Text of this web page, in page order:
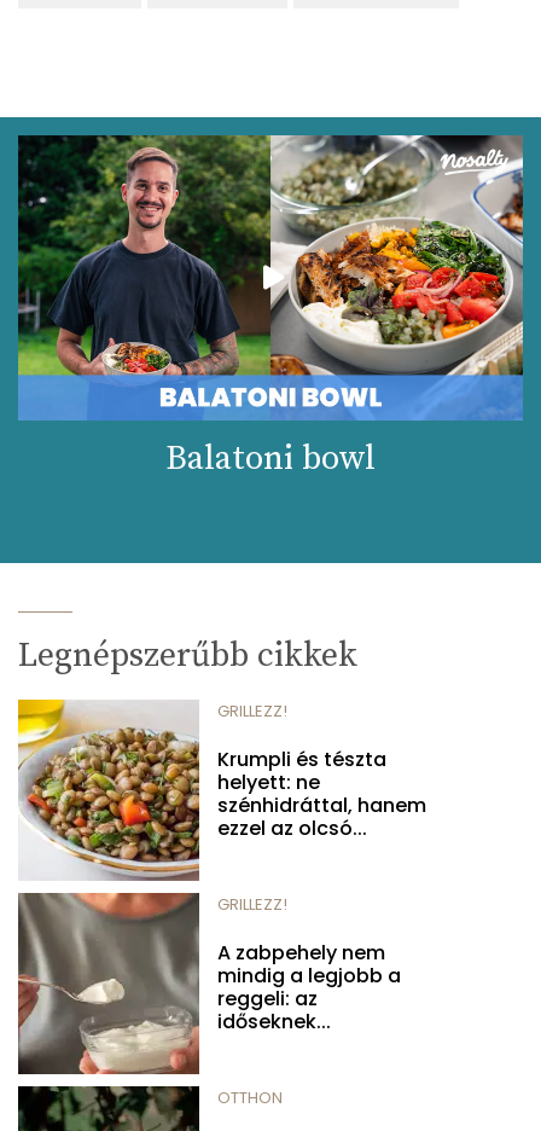
Balatoni bowl
Legnépszerűbb cikkek
GRILLEZZ!
Krumpli és tészta
helyett: ne
szénhidráttal, hanem
ezzel az olcsó...
GRILLEZZ!
A zabpehely nem
mindig a legjobb a
reggeli: az
időseknek...
OTTHON